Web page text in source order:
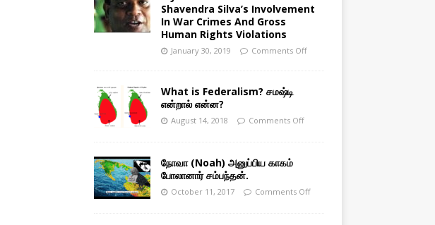
Shavendra Silva’s Involvement
In War Crimes And Gross
Human Rights Violations
January 30, 2019 Comments Off
What is Federalism? சமஷ்டி
என்றால் என்ன?
August 14, 2018 Comments Off
நோவா (Noah) அனுப்பிய காகம்
போலானார் சம்பந்தன்.
October 11, 2017 Comments Off